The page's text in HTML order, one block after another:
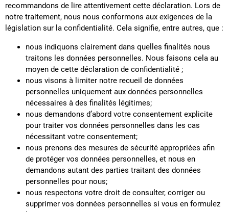
recommandons de lire attentivement cette déclaration. Lors de
notre traitement, nous nous conformons aux exigences de la
législation sur la confidentialité. Cela signifie, entre autres, que :
nous indiquons clairement dans quelles finalités nous
traitons les données personnelles. Nous faisons cela au
moyen de cette déclaration de confidentialité ;
nous visons à limiter notre recueil de données
personnelles uniquement aux données personnelles
nécessaires à des finalités légitimes;
nous demandons d’abord votre consentement explicite
pour traiter vos données personnelles dans les cas
nécessitant votre consentement;
nous prenons des mesures de sécurité appropriées afin
de protéger vos données personnelles, et nous en
demandons autant des parties traitant des données
personnelles pour nous;
nous respectons votre droit de consulter, corriger ou
supprimer vos données personnelles si vous en formulez